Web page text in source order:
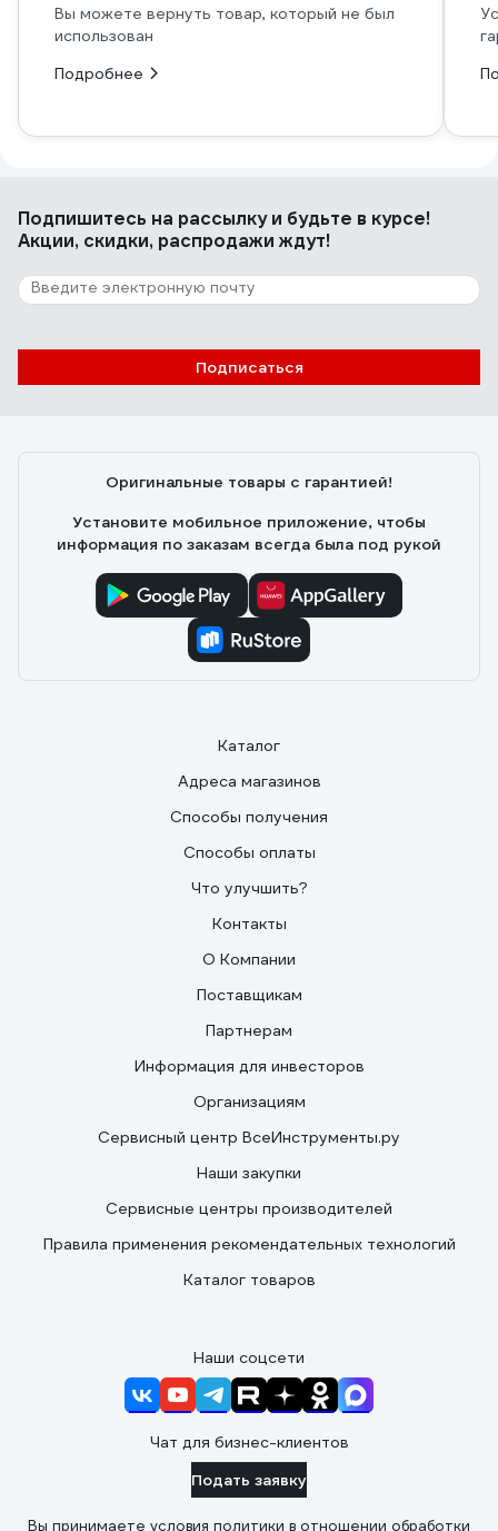
Вы можете вернуть товар, который не был
использован
Подробнее
Подпишитесь на рассылкуи будьте в курсе!
Акции, скидки, распродажи ждут!
Подписаться
Оригинальные товары с гарантией!
Установите мобильное приложение, чтобы
информация по заказам всегда была под рукой
Каталог
Адреса магазинов
Способы получения
Способы оплаты
Что улучшить?
Контакты
О Компании
Поставщикам
Партнерам
Информация для инвесторов
Организациям
Сервисный центр ВсеИнструменты.ру
Наши закупки
Сервисные центры производителей
Правила применения рекомендательных технологий
Каталог товаров
Наши соцсети
Чат для бизнес-клиентов
Подать заявку
Вы принимаете условия политики в отношении обработки